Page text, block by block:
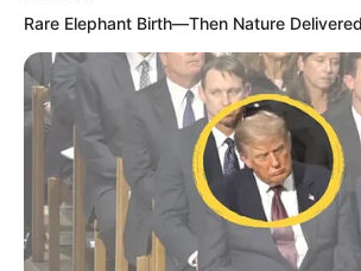
Situs streaming anime berikutnya adalah
Kong ini menyediakan banyak sekali serial
tonton. Mulai dari Fairy Tail, Anime lucu
hingga Detektif Conan dapat kamu tonton
Tentunya masih banyak serial anime terkenal
tonton. Viu menyediakan subtitle bahasa
penayangan video yang tinggi.
Rare Elephant Birth—Then Nature